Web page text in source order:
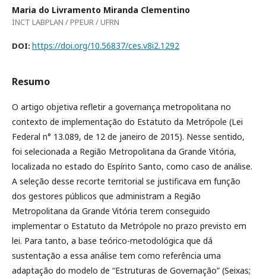
Maria do Livramento Miranda Clementino
INCT LABPLAN / PPEUR / UFRN
DOI: https://doi.org/10.56837/ces.v8i2.1292
Resumo
O artigo objetiva refletir a governança metropolitana no
contexto de implementação do Estatuto da Metrópole (Lei
Federal n° 13.089, de 12 de janeiro de 2015). Nesse sentido,
foi selecionada a Região Metropolitana da Grande Vitória,
localizada no estado do Espírito Santo, como caso de análise.
A seleção desse recorte territorial se justificava em função
dos gestores públicos que administram a Região
Metropolitana da Grande Vitória terem conseguido
implementar o Estatuto da Metrópole no prazo previsto em
lei. Para tanto, a base teórico-metodológica que dá
sustentação a essa análise tem como referência uma
adaptação do modelo de “Estruturas de Governação” (Seixas;